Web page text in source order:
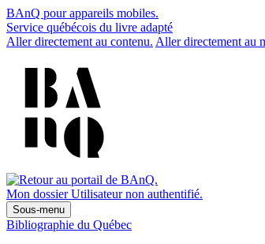
BAnQ pour appareils mobiles.
Service québécois du livre adapté
Aller directement au contenu. Aller directement au
Mon dossier Utilisateur non authentifié.
Sous-menu
Bibliographie du Québec